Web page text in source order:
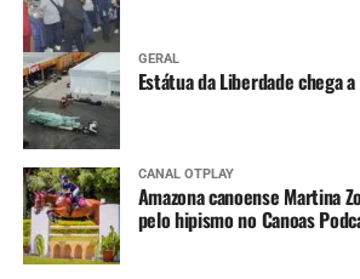
GERAL
Estátua da Liberdade chega
CANAL OTPLAY
Amazona canoense Martina
pelo hipismo no Canoas